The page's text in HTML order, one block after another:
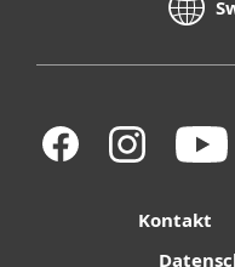
Kontakt